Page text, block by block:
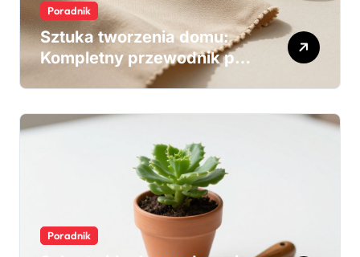
Poradnik
Sekrety idealnego domu i
ogrodu: kompleksowy
efektywności